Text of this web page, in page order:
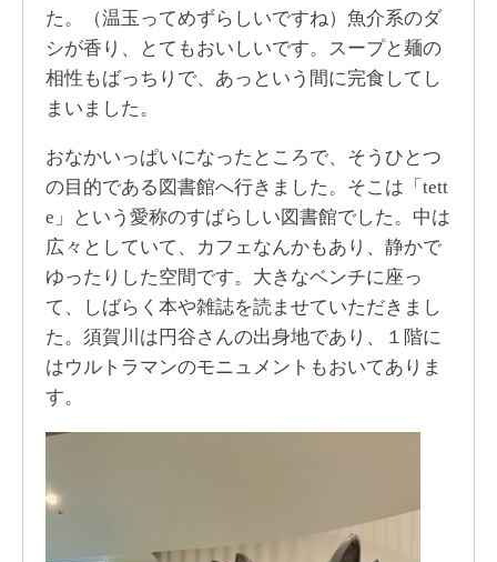
た。（温玉ってめずらしいですね）魚介系のダ
シが香り、とてもおいしいです。スープと麺の
相性もばっちりで、あっという間に完食してし
まいました。
おなかいっぱいになったところで、そうひとつ
の目的である図書館へ行きました。そこは「tett
e」という愛称のすばらしい図書館でした。中は
広々としていて、カフェなんかもあり、静かで
ゆったりした空間です。大きなベンチに座っ
て、しばらく本や雑誌を読ませていただきまし
た。須賀川は円谷さんの出身地であり、１階に
はウルトラマンのモニュメントもおいてありま
す。